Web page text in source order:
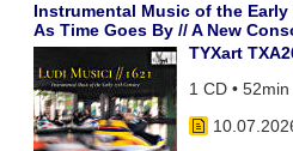
Instrumental Music of the
As Time Goes By // A New
TYXart
1 CD •